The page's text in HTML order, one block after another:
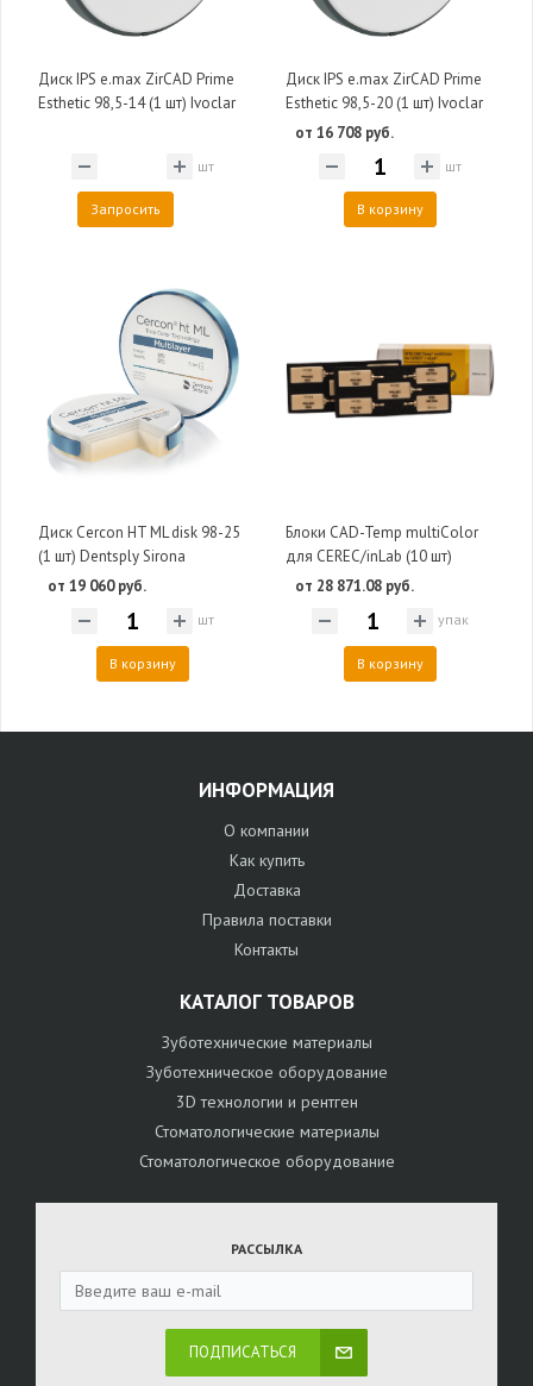
Диск IPS e.max ZirCAD Prime
Esthetic 98,5-14 (1 шт) Ivoclar
шт
Запросить
Диск IPS e.max ZirCAD Prime
Esthetic 98,5-20 (1 шт) Ivoclar
от 16 708 руб.
шт
В корзину
Диск Cercon HT ML disk 98-25
(1 шт) Dentsply Sirona
от 19 060 руб.
шт
В корзину
Блоки CAD-Temp multiColor
для CEREC/inLab (10 шт)
от 28 871.08 руб.
упак
В корзину
ИНФОРМАЦИЯ
О компании
Как купить
Доставка
Правила поставки
Контакты
КАТАЛОГ ТОВАРОВ
Зуботехнические материалы
Зуботехническое оборудование
3D технологии и рентген
Стоматологические материалы
Стоматологическое оборудование
РАССЫЛКА
ПОДПИСАТЬСЯ